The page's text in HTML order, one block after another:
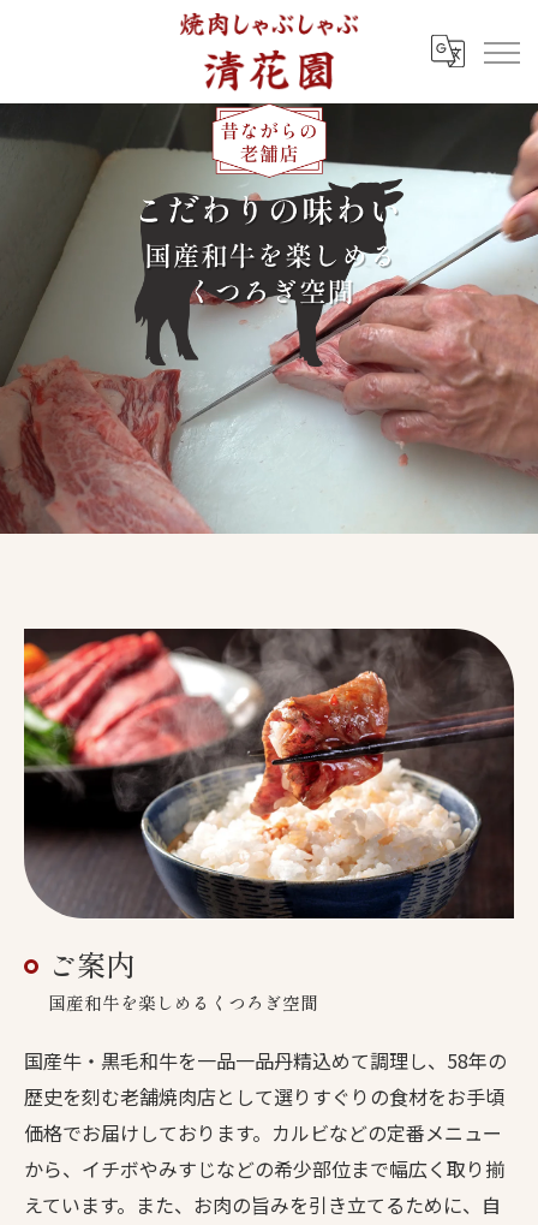
ご案内
国産和牛を楽しめるくつろぎ空間
国産牛・黒毛和牛を一品一品丹精込めて調理し、58年の
歴史を刻む老舗焼肉店として選りすぐりの食材をお手頃
価格でお届けしております。カルビなどの定番メニュー
から、イチボやみすじなどの希少部位まで幅広く取り揃
えています。また、お肉の旨みを引き立てるために、自